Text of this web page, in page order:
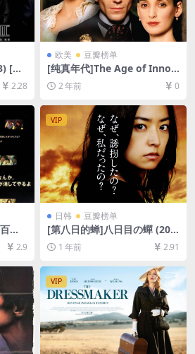
[百
声
2.28
欧美 豆瓣榜单
[纯真年代]The Age of Innoc
ence (1993)[百度网盘+夸克
网盘1080P超清未删减资源]
9GB][中英字幕]
2 年前 0
度
未
下
]
2.9
VIP
日韩 豆瓣榜单
[第八日的蝉]八日目の蟬 (201
1)[百度网盘+夸克网盘1080P
超清未删减资源][网盘在线播
放/下载][MP4/10GB][中文字
幕]
1 年前 2.91
VIP